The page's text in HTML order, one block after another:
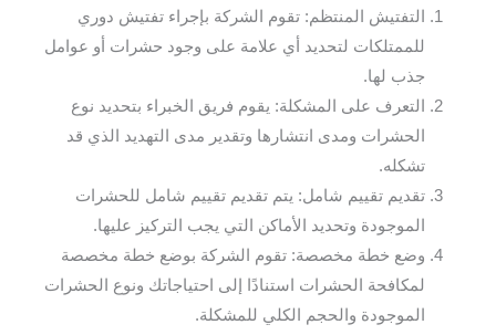
التفتيش المنتظم: تقوم الشركة بإجراء تفتيش دوري
للممتلكات لتحديد أي علامة على وجود حشرات أو عوامل
جذب لها.
التعرف على المشكلة: يقوم فريق الخبراء بتحديد نوع
الحشرات ومدى انتشارها وتقدير مدى التهديد الذي قد
تشكله.
تقديم تقييم شامل: يتم تقديم تقييم شامل للحشرات
الموجودة وتحديد الأماكن التي يجب التركيز عليها.
وضع خطة مخصصة: تقوم الشركة بوضع خطة مخصصة
لمكافحة الحشرات استنادًا إلى احتياجاتك ونوع الحشرات
الموجودة والحجم الكلي للمشكلة.